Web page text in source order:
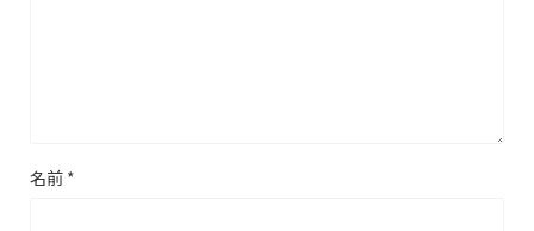
名前 *